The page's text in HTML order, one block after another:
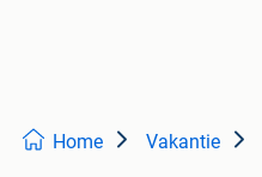
Home Vakantie